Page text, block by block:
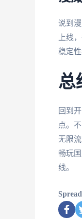
说到
上线，
稳定
总
回到
点。
无限
畅玩
线。